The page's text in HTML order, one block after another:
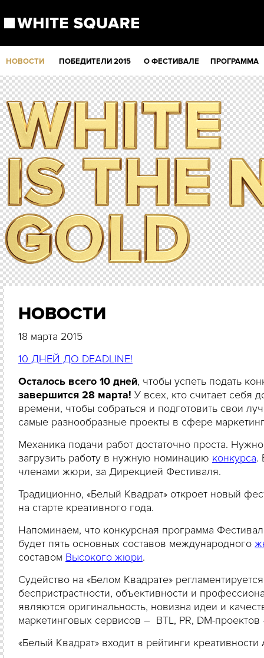
НОВОСТИ ПОБЕДИТЕЛИ 2015 О ФЕСТИВАЛЕ ПРОГРАММА
НОВОСТИ
18 марта 2015
10 ДНЕЙ ДО DEADLINE!
Осталось всего 10 дней, чтобы успеть подать
завершится 28 марта! У всех, кто считает себя
времени, чтобы собраться и подготовить свои
самые разнообразные проекты в сфере
Механика подачи работ достаточно проста.
загрузить работу в нужную номинацию конкурса.
членами жюри, за Дирекцией Фестиваля.
Традиционно, «Белый Квадрат» откроет новый
на старте креативного года.
Напоминаем, что конкурсная программа
будет пять основных составов международного
составом Высокого жюри.
Судейство на «Белом Квадрате»
беспристрастности, объективности и
являются оригинальность, новизна идеи и
маркетинговых сервисов – BTL, PR, DM-
«Белый Квадрат» входит в рейтинги